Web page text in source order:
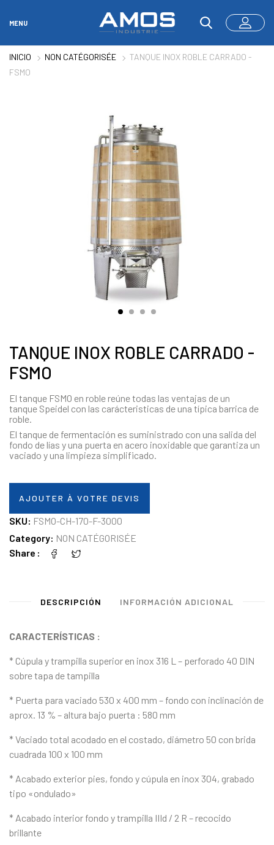
MENU
INICIO NON CATÉGORISÉE
TANQUE INOX ROBLE CARRADO -
FSMO
TANQUE INOX ROBLE CARRADO -
FSMO
El tanque FSMO en roble reúne todas las ventajas de un
tanque Speidel con las carácteristicas de una típica barrica de
roble.
El tanque de fermentación es suministrado con una salida del
fondo de lías y una puerta en acero inoxidable que garantiza un
vaciado y una limpieza simplificado.
AJOUTER À VOTRE DEVIS
SKU: FSMO-CH-170-F-3000
Category: NON CATÉGORISÉE
Share
DESCRIPCIÓN INFORMACIÓN ADICIONAL
CARACTERÍSTICAS :
* Cúpula y trampilla superior en inox 316 L – perforado 40 DIN
sobre tapa de tampilla
* Puerta para vaciado 530 x 400 mm – fondo con inclinación de
aprox. 13 % – altura bajo puerta : 580 mm
* Vaciado total acodado en el costado, diámetro 50 con brida
cuadrada 100 x 100 mm
* Acabado exterior pies, fondo y cúpula en inox 304, grabado
tipo «ondulado»
* Acabado interior fondo y trampilla IIId / 2 R – recocido
brillante